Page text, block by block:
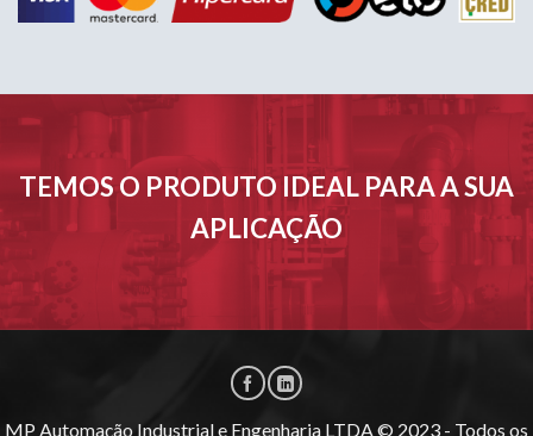
TEMOS O PRODUTO IDEAL PARA A SUA
APLICAÇÃO
MP Automação Industrial e Engenharia LTDA © 2023 - Todos os